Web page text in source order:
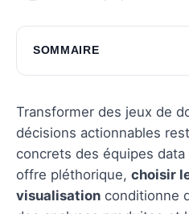
SOMMAIRE
Comparaison des outils
Caractéristiques
Choisir l'outil adapté à
Questions fréquentes
Transformer des jeux de
décisions actionnables
concrets des équipes
offre pléthorique, choisir
visualisation conditionne